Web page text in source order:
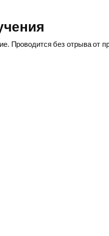
Проводится без отрыва от